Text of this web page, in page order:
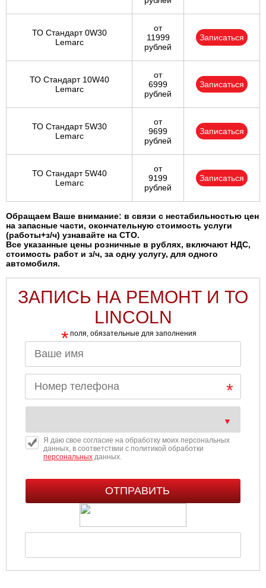
ТО Стандарт 0W30
Lemarc
от
11999
рублей
Записаться
ТО Стандарт 10W40
Lemarc
от
6999
рублей
Записаться
ТО Стандарт 5W30
Lemarc
от
9699
рублей
Записаться
ТО Стандарт 5W40
Lemarc
от
9199
рублей
Записаться
Обращаем Ваше внимание: в связи с нестабильностью цен
на запасные части, окончательную стоимость услуги
(работы+з/ч) узнавайте на СТО.
Все указанные цены розничные в рублях, включают НДС,
стоимость работ и з/ч, за одну услугу, для одного
автомобиля.
ЗАПИСЬ НА РЕМОНТ И ТО
LINCOLN
* поля, обязательные для заполнения
Я даю свое согласие на обработку моих персональных
данных, в соответствии с политикой обработки
персональныхданных.